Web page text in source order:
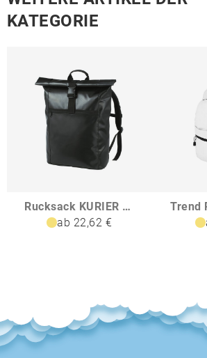
KATEGORIE
Rucksack KURIER ECONOMY
ab 22,62 €
Trend